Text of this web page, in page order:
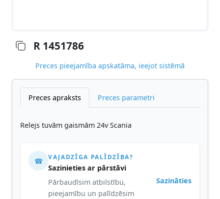
R 1451786
Preces pieejamība apskatāma, ieejot sistēmā
Preces apraksts Preces parametri
Relejs tuvām gaismām 24v Scania
☎ VAJADZĪGA PALĪDZĪBA?
Sazinieties ar pārstāvi
Pārbaudīsim atbilstību,
pieejamību un palīdzēsim
Sazināties